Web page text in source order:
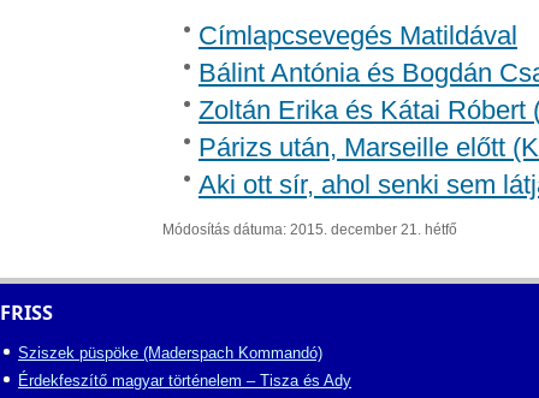
Címlapcsevegés Matildával
Bálint Antónia és Bogdán
Zoltán Erika és Kátai Róbert
Párizs után, Marseille előtt
Aki ott sír, ahol senki sem
Módosítás dátuma: 2015. december 21. hétfő
FRISS
Sziszek püspöke (Maderspach Kommandó)
Érdekfeszítő magyar történelem – Tisza és Ady